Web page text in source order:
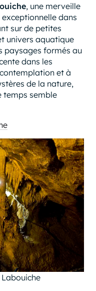
, une merveille
dans
sur de petites
univers aquatique
paysages formés au
dans les
et à
de la nature,
temps semble